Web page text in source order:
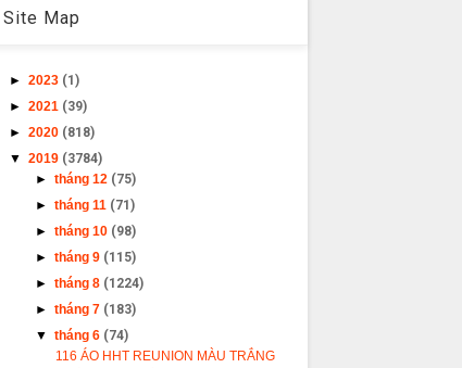
Site Map
► 2023 (1)
► 2021 (39)
► 2020 (818)
▼ 2019 (3784)
► tháng 12 (75)
► tháng 11 (71)
► tháng 10 (98)
► tháng 9 (115)
► tháng 8 (1224)
► tháng 7 (183)
▼ tháng 6 (74)
116 ÁO HHT REUNION MÀU TRẮNG